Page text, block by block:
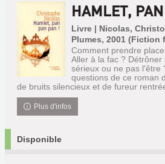
HAMLET,
Livre | Nicolas,
Plumes, 2001 (Fiction
Comment prendre
Aller à la fac ?
sérieux ou ne pas l'être
questions de ce roman
de bruits silencieux et de fureur
Plus d'infos
Disponible